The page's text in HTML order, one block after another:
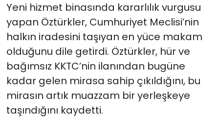
Yeni hizmet binasında kararlılık vurgusu
yapan Öztürkler, Cumhuriyet Meclisi’nin
halkın iradesini taşıyan en yüce makam
olduğunu dile getirdi. Öztürkler, hür ve
bağımsız KKTC’nin ilanından bugüne
kadar gelen mirasa sahip çıkıldığını, bu
mirasın artık muazzam bir yerleşkeye
taşındığını kaydetti.